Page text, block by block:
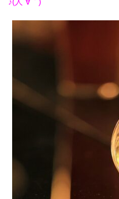
♪(人´∀｀)